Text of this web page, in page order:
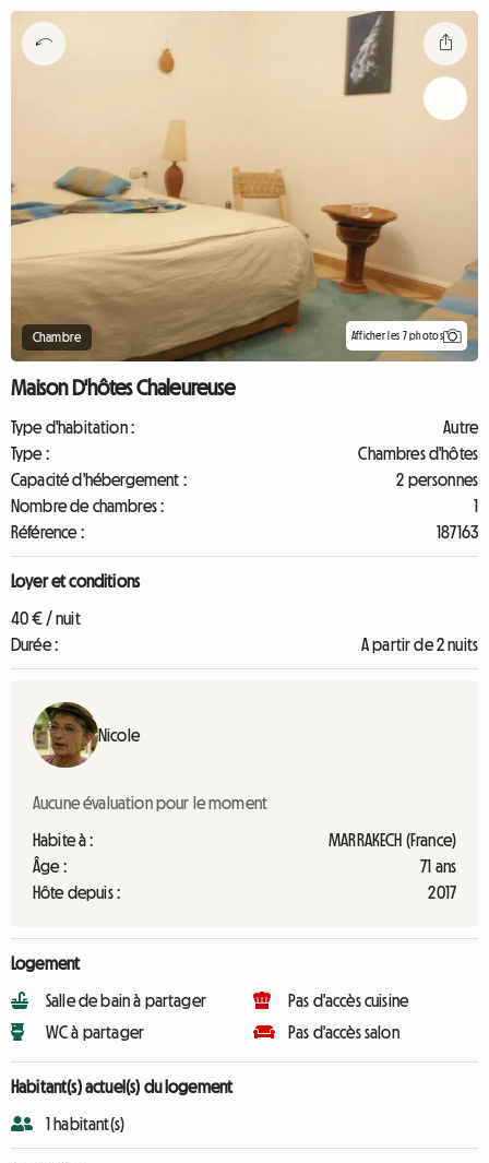
Chambre Afficher les 7 photos
Maison D'hôtes Chaleureuse
Type d'habitation :
Autre
Type :
Chambres d'hôtes
Capacité d'hébergement :
2 personnes
Nombre de chambres :
1
Référence :
187163
Loyer et conditions
40 € / nuit
Durée :
A partir de 2 nuits
Nicole
Aucune évaluation pour le moment
Habite à :
MARRAKECH (France)
Âge :
71 ans
Hôte depuis :
2017
Logement
Salle de bain à partager
WC à partager
Pas d'accès cuisine
Pas d'accès salon
Habitant(s) actuel(s) du logement
1 habitant(s)